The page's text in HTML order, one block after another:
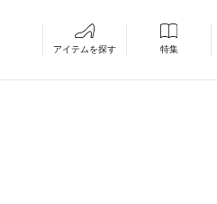
アイテムを探す 特集